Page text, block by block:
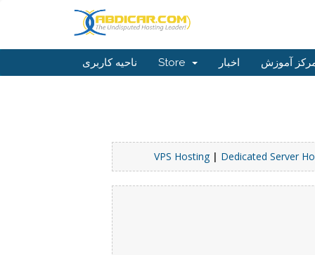
ناحیه کاربری Store اخبار آموزش
VPS Hosting| Dedicated Server